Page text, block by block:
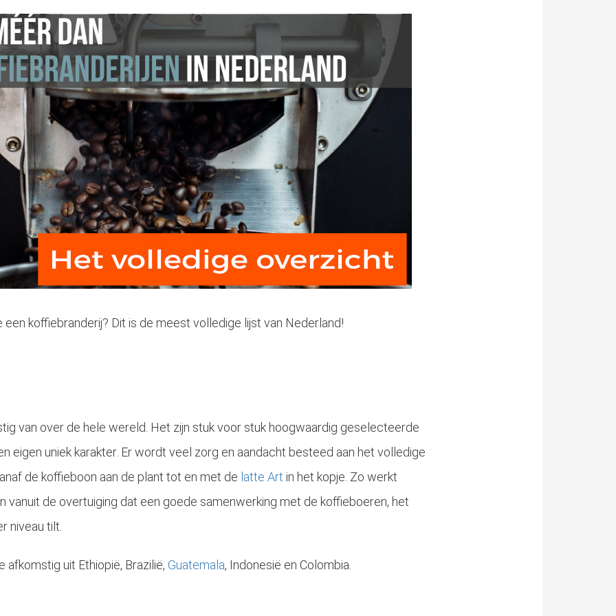
een koffiebranderij? Dit is de meest volledige lijst van Nederland!
van over de hele wereld. Het zijn stuk voor stuk hoogwaardig geselecteerde
eigen uniek karakter. Er wordt veel zorg en aandacht besteed aan het volledige
de koffieboon aan de plant tot en met de latte Art in het kopje. Zo werkt
vanuit de overtuiging dat een goede samenwerking met de koffieboeren, het
niveau tilt.
afkomstig uit Ethiopië, Brazilië, Guatemala, Indonesië en Colombia.